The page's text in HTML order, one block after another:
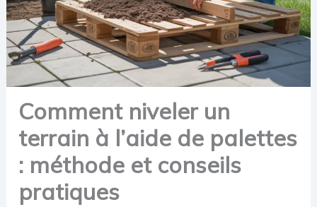
Comment niveler un
terrain à l’aide de palettes
: méthode et conseils
pratiques